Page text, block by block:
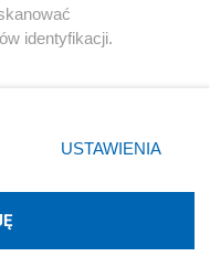
W3media.pl
identyfikacji.
prywatności
strony
zgody
się takiemu
USTAWIENIA